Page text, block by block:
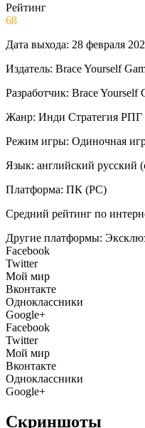
Рейтинг
68
Дата выхода: 28 февраля
Издатель: Brace Yourself
Разработчик: Brace Yourself
Жанр: Инди Стратегия РПГ
Режим игры: Одиночная
Язык: английский русский
Платформа: ПК (PC)
Средний рейтинг по
Другие платформы:
Facebook
Twitter
Мой мир
Вконтакте
Одноклассники
Google+
Facebook
Twitter
Мой мир
Вконтакте
Одноклассники
Google+
Скриншоты